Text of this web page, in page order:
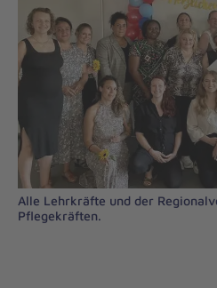
Alle Lehrkräfte und der
Pflegekräften.